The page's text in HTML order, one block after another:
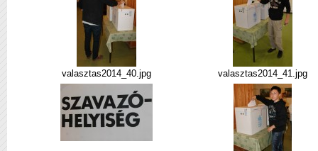
valasztas2014_40.jpg valasztas2014_41.jpg